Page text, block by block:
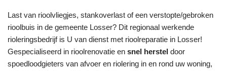
Last van rioolvliegjes, stankoverlast of een verstopte/gebroken
rioolbuis in de gemeente Losser? Dit regionaal werkende
rioleringsbedrijf is U van dienst met rioolreparatie in Losser!
Gespecialiseerd in rioolrenovatie en snel herstel door
spoedloodgieters van afvoer en riolering in en rond uw woning,